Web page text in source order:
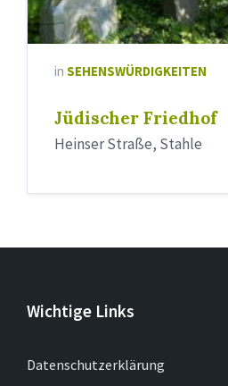
in SEHENSWÜRDIGKEITEN
Jüdischer Friedhof
Heinser Straße, Stahle
Wichtige Links
Datenschutzerklärung